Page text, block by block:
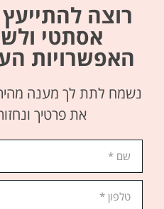
רוצה
אסתטי
האפשרויות
נשמח לתת לך מענה
את פרטיך